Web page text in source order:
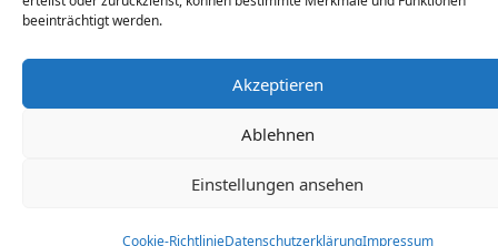
beeinträchtigt werden.
Akzeptieren
Ablehnen
Einstellungen ansehen
Cookie-RichtlinieDatenschutzerklärungImpressum